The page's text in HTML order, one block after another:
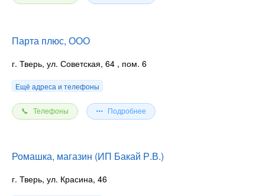
Парта плюс, ООО
г. Тверь, ул. Советская, 64 , пом. 6
Ещё адреса и телефоны
Телефоны Подробнее
Ромашка, магазин (ИП Бакай Р.В.)
г. Тверь, ул. Красина, 46